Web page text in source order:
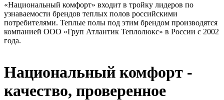
«Национальный комфорт» входит в тройку лидеров по
узнаваемости брендов теплых полов российскими
потребителями. Теплые полы под этим брендом производятся
компанией ООО «Груп Атлантик Теплолюкс» в России с 2002
года.
Национальный комфорт -
качество, проверенное